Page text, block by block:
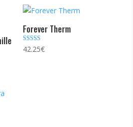
Forever Therm
Note
4.50
42.25€